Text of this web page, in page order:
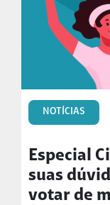
NOTÍCIAS
Especial
suas
votar de